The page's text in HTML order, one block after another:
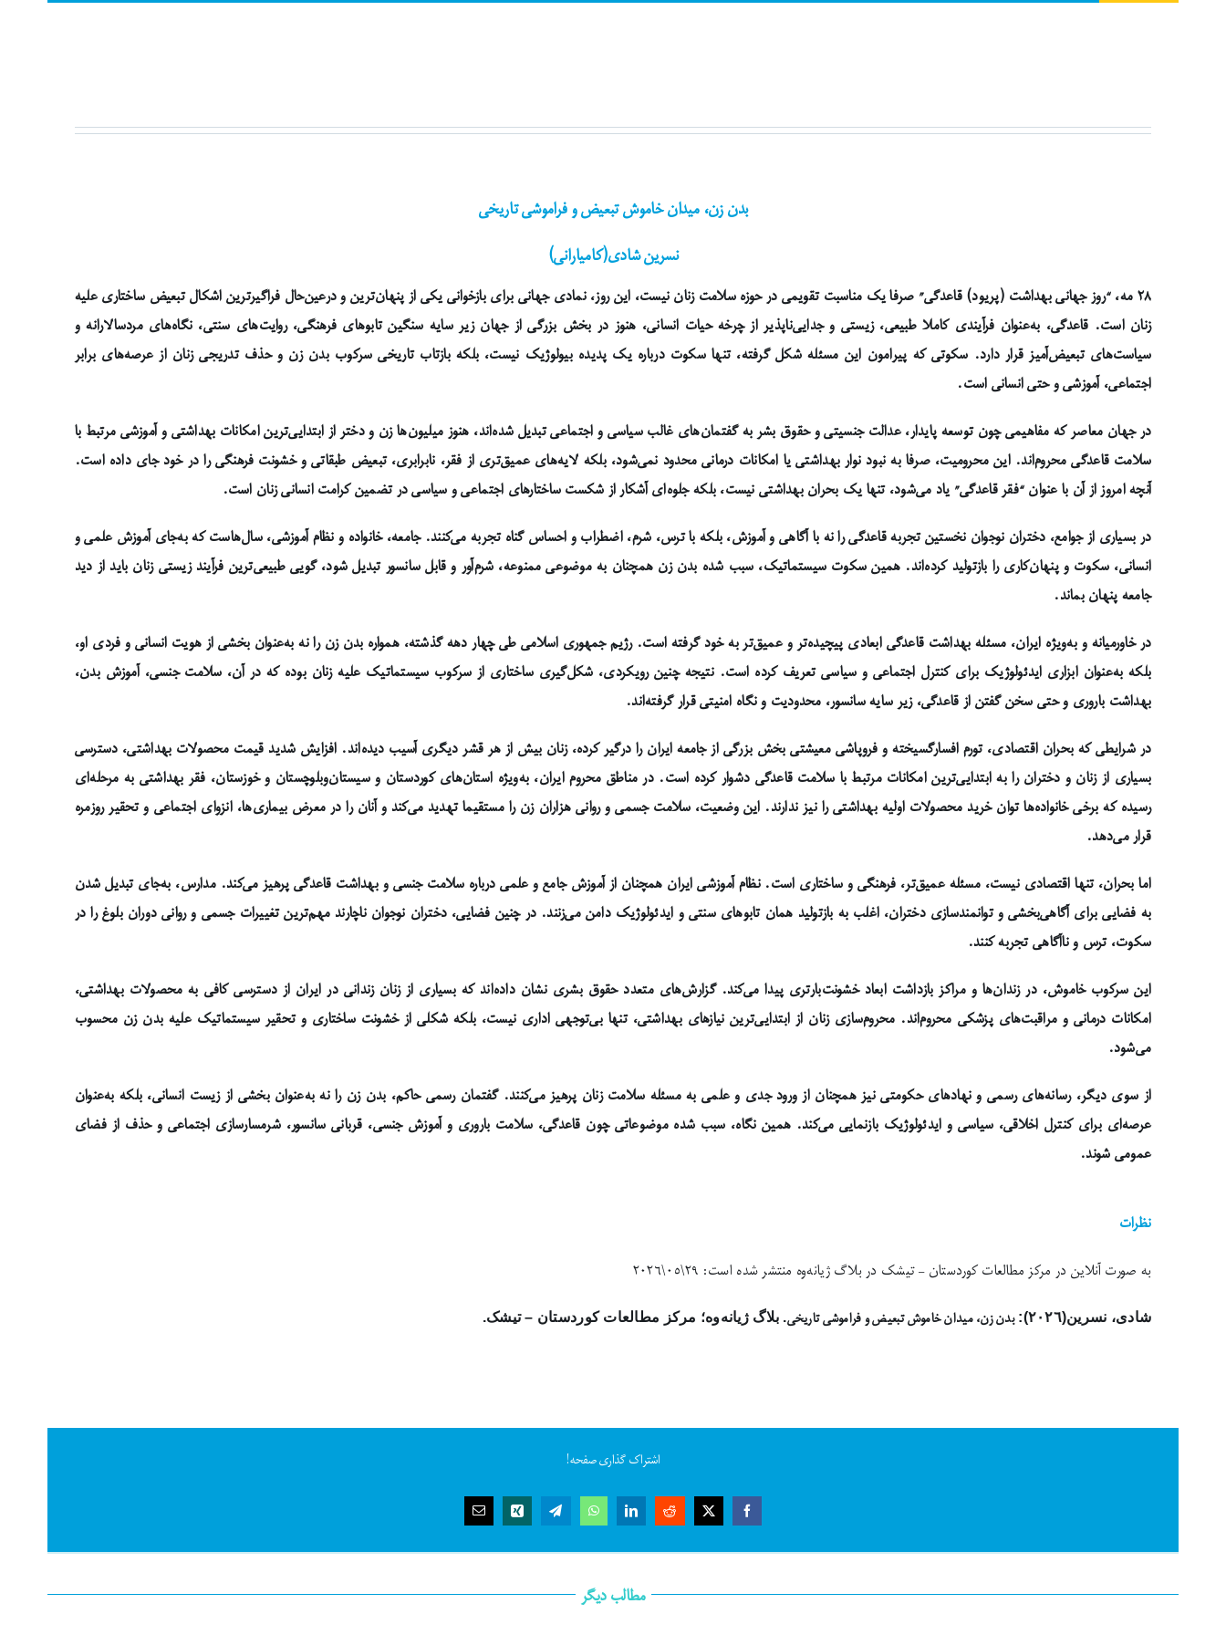
بدن زن، میدان خاموش تبعیض و فراموشی تاریخی
نسرین شادی(کامیارانی)
۲۸ مه، “روز جهانی بهداشت (پریود) قاعدگی” صرفا یک مناسبت تقویمی در حوزه سلامت زنان نیست، این روز، نمادی جهانی برای بازخوانی یکی از پنهان‌ترین و درعین‌حال فراگیرترین اشکال تبعیض ساختاری علیه
زنان است. قاعدگی، به‌عنوان فرآیندی کاملا طبیعی، زیستی و جدایی‌ناپذیر از چرخه حیات انسانی، هنوز در بخش بزرگی از جهان زیر سایه سنگین تابوهای فرهنگی، روایت‌های سنتی، نگاه‌های مردسالارانه و
سیاست‌های تبعیض‌آمیز قرار دارد. سکوتی که پیرامون این مسئله شکل گرفته، تنها سکوت درباره یک پدیده بیولوژیک نیست، بلکه بازتاب تاریخی سرکوب بدن زن و حذف تدریجی زنان از عرصه‌های برابر
اجتماعی، آموزشی و حتی انسانی است.
در جهان معاصر که مفاهیمی چون توسعه پایدار، عدالت جنسیتی و حقوق بشر به گفتمان‌های غالب سیاسی و اجتماعی تبدیل شده‌اند، هنوز میلیون‌ها زن و دختر از ابتدایی‌ترین امکانات بهداشتی و آموزشی مرتبط با
سلامت قاعدگی محروم‌اند. این محرومیت، صرفا به نبود نوار بهداشتی یا امکانات درمانی محدود نمی‌شود، بلکه لایه‌های عمیق‌تری از فقر، نابرابری، تبعیض طبقاتی و خشونت فرهنگی را در خود جای داده است.
آنچه امروز از آن با عنوان “فقر قاعدگی” یاد می‌شود، تنها یک بحران بهداشتی نیست، بلکه جلوه‌ای آشکار از شکست ساختارهای اجتماعی و سیاسی در تضمین کرامت انسانی زنان است.
در بسیاری از جوامع، دختران نوجوان نخستین تجربه قاعدگی را نه با آگاهی و آموزش، بلکه با ترس، شرم، اضطراب و احساس گناه تجربه می‌کنند. جامعه، خانواده و نظام آموزشی، سال‌هاست که به‌جای آموزش علمی و
انسانی، سکوت و پنهان‌کاری را بازتولید کرده‌اند. همین سکوت سیستماتیک، سبب شده بدن زن همچنان به موضوعی ممنوعه، شرم‌آور و قابل سانسور تبدیل شود، گویی طبیعی‌ترین فرآیند زیستی زنان باید از دید
جامعه پنهان بماند.
در خاورمیانه و به‌ویژه ایران، مسئله بهداشت قاعدگی ابعادی پیچیده‌تر و عمیق‌تر به خود گرفته است. رژیم جمهوری اسلامی طی چهار دهه گذشته، همواره بدن زن را نه به‌عنوان بخشی از هویت انسانی و فردی او،
بلکه به‌عنوان ابزاری ایدئولوژیک برای کنترل اجتماعی و سیاسی تعریف کرده است. نتیجه چنین رویکردی، شکل‌گیری ساختاری از سرکوب سیستماتیک علیه زنان بوده که در آن، سلامت جنسی، آموزش بدن،
بهداشت باروری و حتی سخن گفتن از قاعدگی، زیر سایه سانسور، محدودیت و نگاه امنیتی قرار گرفته‌اند.
در شرایطی که بحران اقتصادی، تورم افسارگسیخته و فروپاشی معیشتی بخش بزرگی از جامعه ایران را درگیر کرده، زنان بیش از هر قشر دیگری آسیب دیده‌اند. افزایش شدید قیمت محصولات بهداشتی، دسترسی
بسیاری از زنان و دختران را به ابتدایی‌ترین امکانات مرتبط با سلامت قاعدگی دشوار کرده است. در مناطق محروم ایران، به‌ویژه استان‌های کوردستان و سیستان‌وبلوچستان و خوزستان، فقر بهداشتی به مرحله‌ای
رسیده که برخی خانواده‌ها توان خرید محصولات اولیه بهداشتی را نیز ندارند. این وضعیت، سلامت جسمی و روانی هزاران زن را مستقیما تهدید می‌کند و آنان را در معرض بیماری‌ها، انزوای اجتماعی و تحقیر روزمره
قرار می‌دهد.
اما بحران، تنها اقتصادی نیست، مسئله عمیق‌تر، فرهنگی و ساختاری است. نظام آموزشی ایران همچنان از آموزش جامع و علمی درباره سلامت جنسی و بهداشت قاعدگی پرهیز می‌کند. مدارس، به‌جای تبدیل شدن
به فضایی برای آگاهی‌بخشی و توانمندسازی دختران، اغلب به بازتولید همان تابوهای سنتی و ایدئولوژیک دامن می‌زنند. در چنین فضایی، دختران نوجوان ناچارند مهم‌ترین تغییرات جسمی و روانی دوران بلوغ را در
سکوت، ترس و ناآگاهی تجربه کنند.
این سرکوب خاموش، در زندان‌ها و مراکز بازداشت ابعاد خشونت‌بارتری پیدا می‌کند. گزارش‌های متعدد حقوق بشری نشان داده‌اند که بسیاری از زنان زندانی در ایران از دسترسی کافی به محصولات بهداشتی،
امکانات درمانی و مراقبت‌های پزشکی محروم‌اند. محروم‌سازی زنان از ابتدایی‌ترین نیازهای بهداشتی، تنها بی‌توجهی اداری نیست، بلکه شکلی از خشونت ساختاری و تحقیر سیستماتیک علیه بدن زن محسوب
می‌شود.
از سوی دیگر، رسانه‌های رسمی و نهادهای حکومتی نیز همچنان از ورود جدی و علمی به مسئله سلامت زنان پرهیز می‌کنند. گفتمان رسمی حاکم، بدن زن را نه به‌عنوان بخشی از زیست انسانی، بلکه به‌عنوان
عرصه‌ای برای کنترل اخلاقی، سیاسی و ایدئولوژیک بازنمایی می‌کند. همین نگاه، سبب شده موضوعاتی چون قاعدگی، سلامت باروری و آموزش جنسی، قربانی سانسور، شرمسارسازی اجتماعی و حذف از فضای
عمومی شوند.
نظرات
به صورت آنلاین در مرکز مطالعات کوردستان – تیشک در بلاگ ژیانەوە منتشر شده است: ٢٩\٠٥\٢٠٢٦
شادی، نسرین(٢٠٢٦): بدن زن، میدان خاموش تبعیض و فراموشی تاریخی. بلاگ ژیانەوە؛ مرکز مطالعات کوردستان – تیشک.
اشتراک گذاری صفحه!
مطالب دیگر